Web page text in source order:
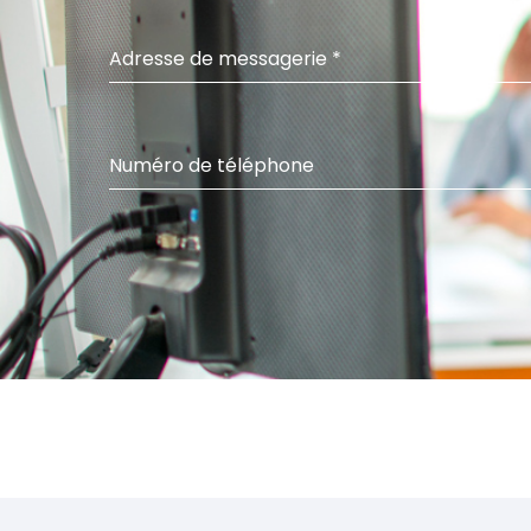
Adresse de messagerie *
Numéro de téléphone